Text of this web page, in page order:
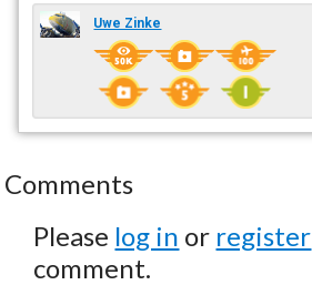
Uwe Zinke
Comments
Please log in or register
comment.